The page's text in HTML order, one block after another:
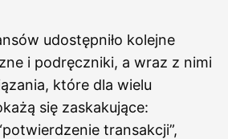
udostępniło kolejne
i podręczniki, a wraz z nimi
które dla wielu
się zaskakujące:
transakcji”,